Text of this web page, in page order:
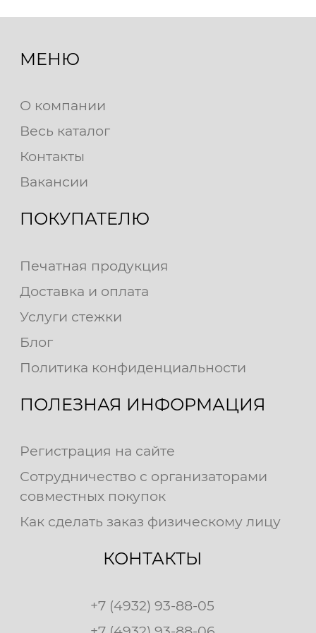
МЕНЮ
О компании
Весь каталог
Контакты
Вакансии
ПОКУПАТЕЛЮ
Печатная продукция
Доставка и оплата
Услуги стежки
Блог
Политика конфиденциальности
ПОЛЕЗНАЯ ИНФОРМАЦИЯ
Регистрация на сайте
Сотрудничество с организаторами
совместных покупок
Как сделать заказ физическому лицу
КОНТАКТЫ
+7 (4932) 93-88-05